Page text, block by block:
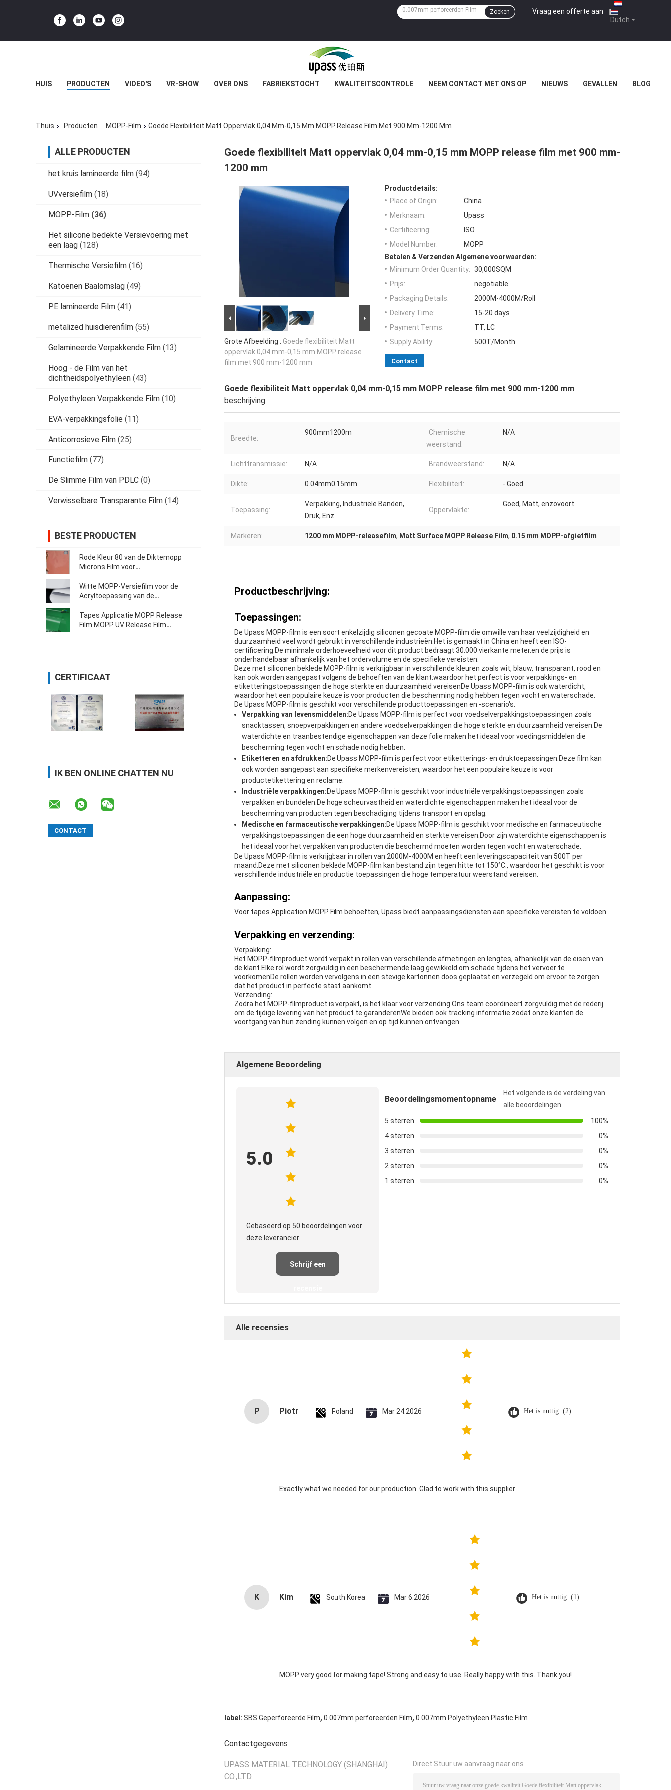
Dutch
Vraag een offerte aan |
Zoeken
HUIS PRODUCTEN VIDEO'S VR-SHOW OVER ONS FABRIEKSTOCHT KWALITEITSCONTROLE NEEM CONTACT MET ONS OP NIEUWS GEVALLEN BLOG
Thuis Producten MOPP-Film Goede Flexibiliteit Matt Oppervlak 0,04 Mm-0,15 Mm MOPP Release Film Met 900 Mm-1200 Mm
ALLE PRODUCTEN
het kruis lamineerde film (94)
UVversiefilm (18)
MOPP-Film (36)
Het silicone bedekte Versievoering met
een laag (128)
Thermische Versiefilm (16)
Katoenen Baalomslag (49)
PE lamineerde Film (41)
metalized huisdierenfilm (55)
Gelamineerde Verpakkende Film (13)
Hoog - de Film van het
dichtheidspolyethyleen (43)
Polyethyleen Verpakkende Film (10)
EVA-verpakkingsfolie (11)
Anticorrosieve Film (25)
Functiefilm (77)
De Slimme Film van PDLC (0)
Verwisselbare Transparante Film (14)
BESTE PRODUCTEN
Rode Kleur 80 van de Diktemopp
Microns Film voor
Witte MOPP-Versiefilm voor de
Acryltoepassing van de
Tapes Applicatie MOPP Release
Film MOPP UV Release Film
CERTIFICAAT
IK BEN ONLINE CHATTEN NU
Goede flexibiliteit Matt oppervlak 0,04 mm-0,15 mm MOPP release film met 900 mm-
1200 mm
Grote Afbeelding : Goede flexibiliteit Matt
oppervlak 0,04 mm-0,15 mm MOPP release
film met 900 mm-1200 mm
Productdetails:
Place of Origin:
China
Merknaam:
Upass
Certificering:
ISO
Model Number:
MOPP
Betalen & Verzenden Algemene voorwaarden:
Minimum Order Quantity: 30,000SQM
Prijs:
negotiable
Packaging Details:
2000M-4000M/Roll
Delivery Time:
15-20 days
Payment Terms:
TT, LC
Supply Ability:
500T/Month
Contact
Goede flexibiliteit Matt oppervlak 0,04 mm-0,15 mm MOPP release film met 900 mm-1200 mm
beschrijving
Breedte:
900mm1200m
Chemische
weerstand:
N/A
Lichttransmissie: N/A Brandweerstand: N/A
Dikte: 0.04mm0.15mm Flexibiliteit: - Goed.
Toepassing:
Verpakking, Industriële Banden,
Druk, Enz.
Oppervlakte:
Goed, Matt, enzovoort.
Markeren: 1200 mm MOPP-releasefilm, Matt Surface MOPP Release Film, 0.15 mm MOPP-afgietfilm
Productbeschrijving:
Toepassingen:
De Upass MOPP-film is een soort enkelzijdig siliconen gecoate MOPP-film die omwille van haar veelzijdigheid en
duurzaamheid veel wordt gebruikt in verschillende industrieën.Het is gemaakt in China en heeft een ISO-
certificering.De minimale orderhoeveelheid voor dit product bedraagt 30.000 vierkante meter.en de prijs is
onderhandelbaar afhankelijk van het ordervolume en de specifieke vereisten.
Deze met siliconen beklede MOPP-film is verkrijgbaar in verschillende kleuren zoals wit, blauw, transparant, rood en
kan ook worden aangepast volgens de behoeften van de klant.waardoor het perfect is voor verpakkings- en
etiketteringstoepassingen die hoge sterkte en duurzaamheid vereisenDe Upass MOPP-film is ook waterdicht,
waardoor het een populaire keuze is voor producten die bescherming nodig hebben tegen vocht en waterschade.
De Upass MOPP-film is geschikt voor verschillende producttoepassingen en -scenario's.
Verpakking van levensmiddelen:De Upass MOPP-film is perfect voor voedselverpakkingstoepassingen zoals
snacktassen, snoepverpakkingen en andere voedselverpakkingen die hoge sterkte en duurzaamheid vereisen.De
waterdichte en traanbestendige eigenschappen van deze folie maken het ideaal voor voedingsmiddelen die
bescherming tegen vocht en schade nodig hebben.
Etiketteren en afdrukken:De Upass MOPP-film is perfect voor etiketterings- en druktoepassingen.Deze film kan
ook worden aangepast aan specifieke merkenvereisten, waardoor het een populaire keuze is voor
productetikettering en reclame.
Industriële verpakkingen:De Upass MOPP-film is geschikt voor industriële verpakkingstoepassingen zoals
verpakken en bundelen.De hoge scheurvastheid en waterdichte eigenschappen maken het ideaal voor de
bescherming van producten tegen beschadiging tijdens transport en opslag.
Medische en farmaceutische verpakkingen:De Upass MOPP-film is geschikt voor medische en farmaceutische
verpakkingstoepassingen die een hoge duurzaamheid en sterkte vereisen.Door zijn waterdichte eigenschappen is
het ideaal voor het verpakken van producten die beschermd moeten worden tegen vocht en waterschade.
De Upass MOPP-film is verkrijgbaar in rollen van 2000M-4000M en heeft een leveringscapaciteit van 500T per
maand.Deze met siliconen beklede MOPP-film kan bestand zijn tegen hitte tot 150°C., waardoor het geschikt is voor
verschillende industriële en productie toepassingen die hoge temperatuur weerstand vereisen.
Aanpassing:
Voor tapes Application MOPP Film behoeften, Upass biedt aanpassingsdiensten aan specifieke vereisten te voldoen.
Verpakking en verzending:
Verpakking:
Het MOPP-filmproduct wordt verpakt in rollen van verschillende afmetingen en lengtes, afhankelijk van de eisen van
de klant.Elke rol wordt zorgvuldig in een beschermende laag gewikkeld om schade tijdens het vervoer te
voorkomenDe rollen worden vervolgens in een stevige kartonnen doos geplaatst en verzegeld om ervoor te zorgen
dat het product in perfecte staat aankomt.
Verzending:
Zodra het MOPP-filmproduct is verpakt, is het klaar voor verzending.Ons team coördineert zorgvuldig met de rederij
om de tijdige levering van het product te garanderenWe bieden ook tracking informatie zodat onze klanten de
voortgang van hun zending kunnen volgen en op tijd kunnen ontvangen.
Algemene Beoordeling
5.0
Gebaseerd op 50 beoordelingen voor
deze leverancier
Schrijf een
Beoordelingsmomentopname
Het volgende is de verdeling van
alle beoordelingen
5 sterren
100%
4 sterren
0%
3 sterren
0%
2 sterren
0%
1 sterren
0%
Alle recensies
P Piotr Poland Mar 24.2026 Het is nuttig. (2)
Exactly what we needed for our production. Glad to work with this supplier
K Kim South Korea Mar 6.2026 Het is nuttig. (1)
MOPP very good for making tape! Strong and easy to use. Really happy with this. Thank you!
label: SBS Geperforeerde Film, 0.007mm perforeerden Film, 0.007mm Polyethyleen Plastic Film
Contactgegevens
UPASS MATERIAL TECHNOLOGY (SHANGHAI)
CO.,LTD.
Direct Stuur uw aanvraag naar ons